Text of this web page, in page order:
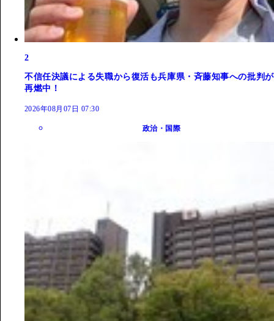
2
不信任決議による失職から復活も兵庫県・斉藤知事への批判が
再燃中！
2026年08月07日 07:30
政治・国際